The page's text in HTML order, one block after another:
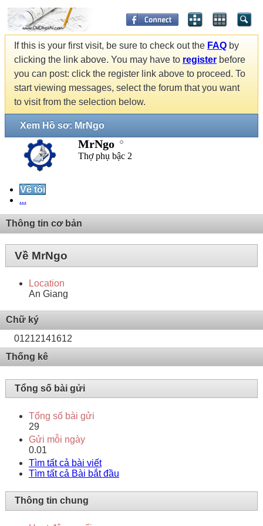
If this is your first visit, be sure to check out the FAQ by
clicking the link above. You may have to register before
you can post: click the register link above to proceed. To
start viewing messages, select the forum that you want
to visit from the selection below.
Xem Hồ sơ: MrNgo
MrNgo
Thợ phụ bậc 2
Về tôi
...
Thông tin cơ bản
Về MrNgo
Location
An Giang
Chữ ký
01212141612
Thống kê
Tổng số bài gửi
Tổng số bài gửi
29
Gửi mỗi ngày
0.01
Tìm tất cả bài viết
Tìm tất cả Bài bắt đầu
Thông tin chung